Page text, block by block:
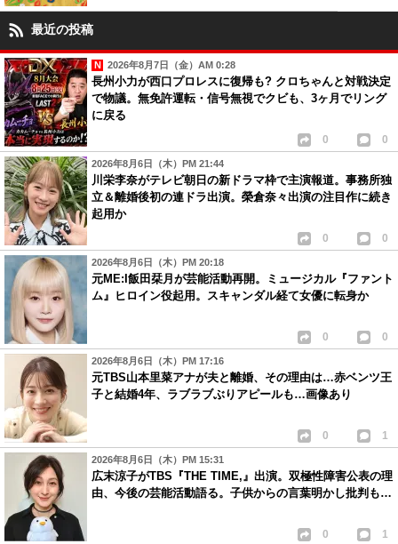
最近の投稿
2026年8月7日（金）AM 0:28
長州小力が西口プロレスに復帰も? クロちゃんと対戦決定
で物議。無免許運転・信号無視でクビも、3ヶ月でリング
に戻る
0 0
2026年8月6日（木）PM 21:44
川栄李奈がテレビ朝日の新ドラマ枠で主演報道。事務所独
立＆離婚後初の連ドラ出演。榮倉奈々出演の注目作に続き
起用か
0 0
2026年8月6日（木）PM 20:18
元ME:I飯田栞月が芸能活動再開。ミュージカル『ファント
ム』ヒロイン役起用。スキャンダル経て女優に転身か
0 0
2026年8月6日（木）PM 17:16
元TBS山本里菜アナが夫と離婚、その理由は…赤ベンツ王
子と結婚4年、ラブラブぶりアピールも…画像あり
0 1
2026年8月6日（木）PM 15:31
広末涼子がTBS『THE TIME,』出演。双極性障害公表の理
由、今後の芸能活動語る。子供からの言葉明かし批判も…
0 1